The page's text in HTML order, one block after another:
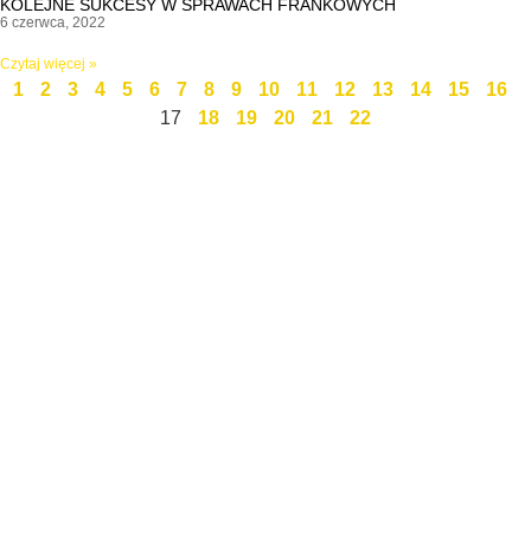
KOLEJNE SUKCESY W SPRAWACH FRANKOWYCH
6 czerwca, 2022
Czytaj więcej »
1 2 3 4 5 6 7 8 9 10 11 12 13 14 15
16
17
18 19 20 21 22